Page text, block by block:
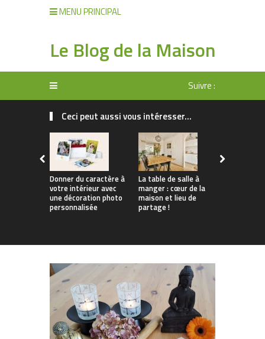
MENU PRINCIPAL
Le Blog de la Maison
Suivre :
Ceci peut aussi vous intéresser...
Donner du caractère à
votre intérieur avec
une décoration photo
personnalisée
La table de salle à
manger : cœur de la
maison et lieu de
partage !